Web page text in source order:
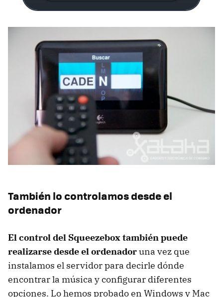
También lo controlamos desde el
ordenador
El control del Squeezebox también puede
realizarse desde el ordenadoruna vez que
instalamos el servidor para decirle dónde
encontrar la música y configurar diferentes
opciones. Lo hemos probado en Windows y Mac